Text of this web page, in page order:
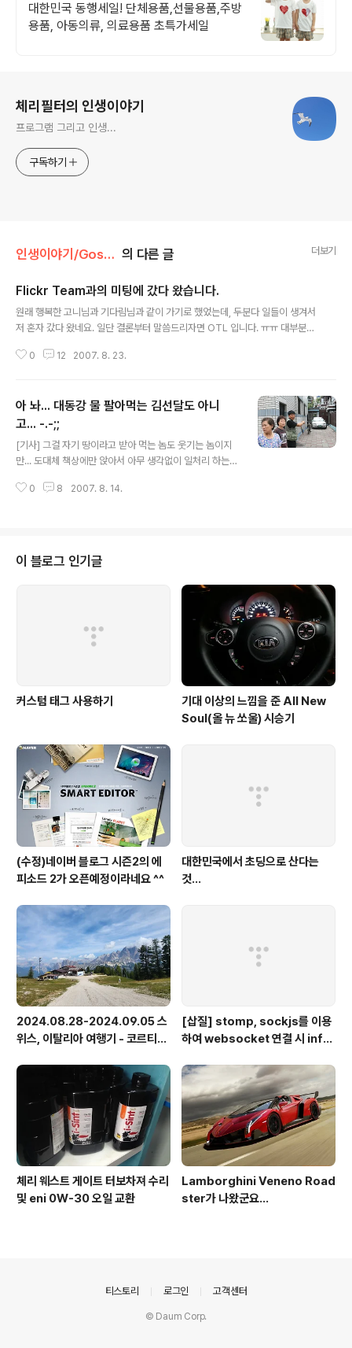
대한민국 동행세일! 단체용품,선물용품,주방
용품, 아동의류, 의료용품 초특가세일
체리필터의 인생이야기
프로그램 그리고 인생...
구독하기
인생이야기/Gossip 의 다른 글 더보기
Flickr Team과의 미팅에 갔다 왔습니다.
원래 행복한 고니님과 기다림님과 같이 가기로 했었는데, 두분다 일들이 생겨서
저 혼자 갔다 왔네요. 일단 결론부터 말씀드리자면 OTL 입니다. ㅠㅠ 대부분의
행해서 OTL...(어학원 다녀야 겠다는 생각을 가지게 했다는 -.-;;) 뭐 일부 한글
이신 카툴e님도 뵙고... 유명한 분들도 몇분 오셔서 아는척은 못하고 얼굴만 뵙
고 돌아 왔네요. 김창준님, 정진호님, 권순선님, 만박님 등.. ^^ 샘플 사진 몇장
올리고, 더 보고 싶은신 분은 이곳과 이곳을 이용하시기 바랍..
0 12 2007. 8. 23.
아 놔... 대동강 물 팔아먹는 김선달도 아니
고... -.-;;
[기사] 그걸 자기 땅이라고 받아 먹는 놈도 웃기는 놈이지
만... 도대체 책상에만 앉아서 아무 생각없이 일처리 하는
계자가 아니라고? -.-;; 정말 할 말이 없게 만드는 공무원들
0 8 2007. 8. 14.
이 블로그 인기글
커스텀 태그 사용하기
기대 이상의 느낌을 준 All New
Soul(올 뉴 쏘울) 시승기
(수정)네이버 블로그 시즌2의 에
피소드 2가 오픈예정이라네요 ^^
대한민국에서 초딩으로 산다는
것...
2024.08.28-2024.09.05 스
위스, 이탈리아 여행기 - 코르티나
스
[삽질] stomp, sockjs를 이용
하여 websocket 연결 시 info
체리 웨스트 게이트 터보차져 수리
및 eni 0W-30 오일 교환
Lamborghini Veneno Road
ster가 나왔군요...
티스토리 로그인 고객센터
© Daum Corp.